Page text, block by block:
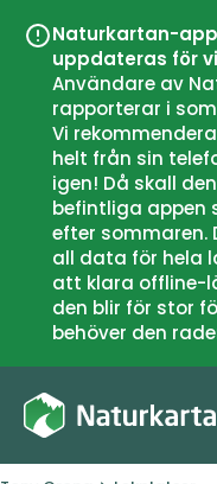
Naturkartan-
uppdateras för
Användare av
rapporterar i
Vi
helt från sin
igen! Då skall
befintliga appen
efter sommaren.
all data för hela
att klara offline-
den blir för stor
behöver den